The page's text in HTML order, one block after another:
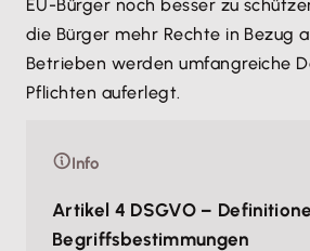
EU-Bürger noch besser zu
die Bürger mehr Rechte in Bezug
Betrieben werden umfangreiche
Pflichten auferlegt.
Info
Artikel 4 DSGVO –
Begriffsbestimmungen